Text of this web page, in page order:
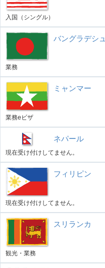
入国（シングル）
バングラデシュ
業務
ミャンマー
業務eビザ
ネパール
現在受け付けしてません。
フィリピン
現在受け付けしてません。
スリランカ
観光・業務